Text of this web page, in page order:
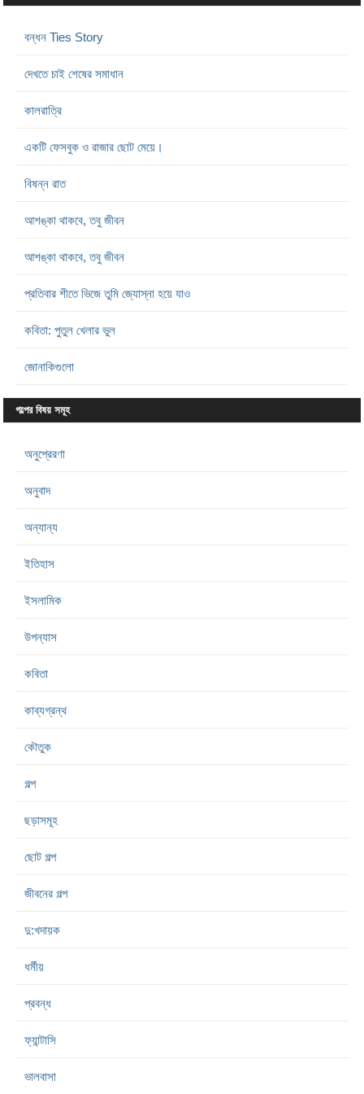
বন্ধন Ties Story
দেখতে চাই শেষের সমাধান
কালরাত্রি
একটি ফেসবুক ও রাজার ছোট মেয়ে।
বিষন্ন রাত
আশঙ্কা থাকবে, তবু জীবন
আশঙ্কা থাকবে, তবু জীবন
প্রতিবার শীতে ভিজে তুমি জ্যোস্না হয়ে যাও
কবিতা: পুতুল খেলার ভুল
জোনাকিগুলো
গল্পের বিষয় সমূহ
অনুপ্রেরণা
অনুবাদ
অন্যান্য
ইতিহাস
ইসলামিক
উপন্যাস
কবিতা
কাব্যগ্রন্থ
কৌতুক
গল্প
ছড়াসমূহ
ছোট গল্প
জীবনের গল্প
দু:খদায়ক
ধর্মীয়
প্রবন্ধ
ফ্যান্টাসি
ভালবাসা